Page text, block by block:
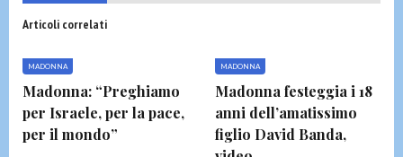
Articoli correlati
MADONNA
Madonna: “Preghiamo
per Israele, per la pace,
per il mondo”
MADONNA
Madonna festeggia i 18
anni dell’amatissimo
figlio David Banda,